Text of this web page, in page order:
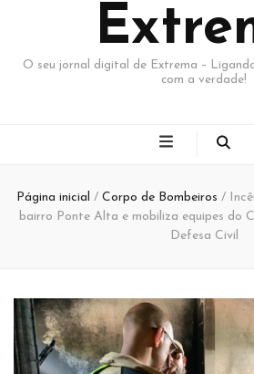
O seu jornal digital de Extrema –
com a verdade!
Página inicial / Corpo de Bombeiros /
bairro Ponte Alta e mobiliza equipes do
Defesa Civil